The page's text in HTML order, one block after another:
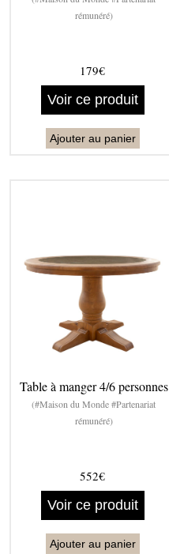
rémunéré)
179€
Voir ce produit
Ajouter au panier
Table à manger 4/6 personnes
(#Maison du Monde #Partenariat
rémunéré)
552€
Voir ce produit
Ajouter au panier